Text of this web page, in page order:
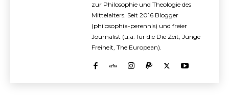
zur Philosophie und Theologie des
Mittelalters. Seit 2016 Blogger
(philosophia-perennis) und freier
Journalist (u.a. für die Die Zeit, Junge
Freiheit, The European).